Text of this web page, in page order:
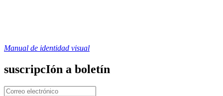
Manual de identidad visual
suscripcIón a boletín